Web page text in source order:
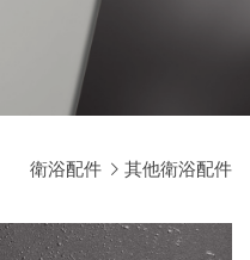
衛浴配件 其他衛浴配件